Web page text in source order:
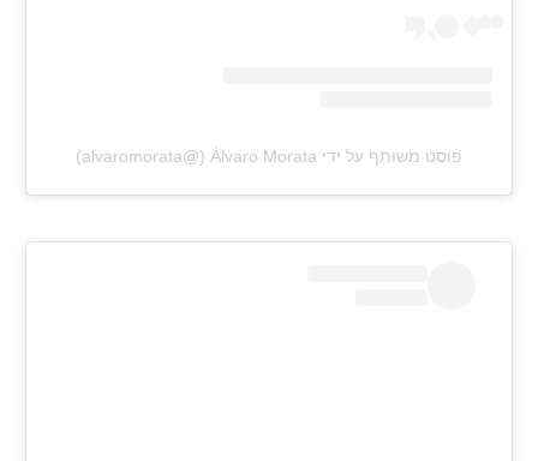
פוסט משותף על ידי ‏‎Álvaro Morata‎‏ (@‏‎alvaromorata‎‏)